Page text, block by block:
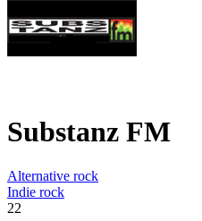
Substanz FM
Alternative rock
Indie rock
22